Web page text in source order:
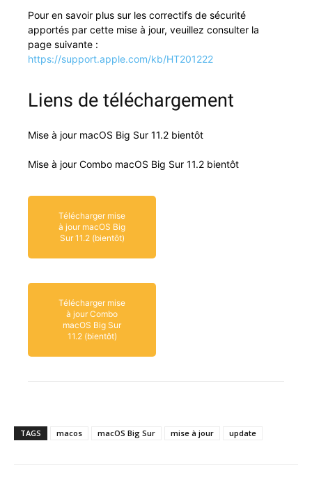
Pour en savoir plus sur les cor­rec­tifs de sécu­rité
apportés par cette mise à jour, veuillez con­sul­ter la
page suiv­ante :
https://support.apple.com/kb/HT201222
Liens de téléchargement
Mise à jour macOS Big Sur 11.2 bientôt
Mise à jour Com­bo macOS Big Sur 11.2 bientôt
Télécharger mise
à jour macOS Big
Sur 11.2 (bientôt)
Télécharger mise
à jour Combo
macOS Big Sur
11.2 (bientôt)
TAGS macos macOS Big Sur mise à jour update